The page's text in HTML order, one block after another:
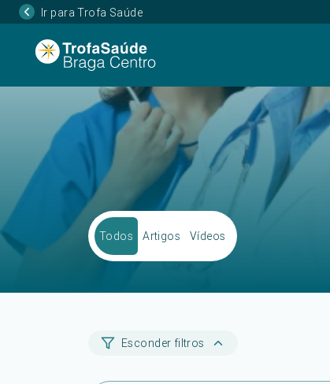
Ir para Trofa Saúde
Todos Artigos Vídeos
Esconder filtros